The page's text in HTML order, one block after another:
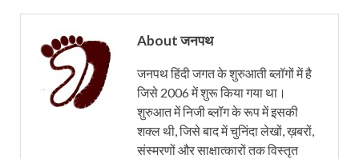
About जनपथ
जनपथ हिंदी जगत के शुरुआती ब्लॉगों में है
जिसे 2006 में शुरू किया गया था।
शुरुआत में निजी ब्लॉग के रूप में इसकी
शक्ल थी, जिसे बाद में चुनिंदा लेखों, ख़बरों,
संस्मरणों और साक्षात्कारों तक विस्तृत